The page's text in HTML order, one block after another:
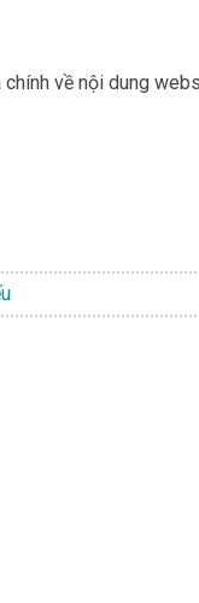
chính về nội dung